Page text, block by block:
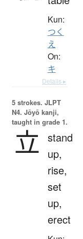
Kun:
つく
え
On:
キ
Details ▸
5 strokes. JLPT
N4. Jōyō kanji,
taught in grade 1.
立 stand
up,
rise,
set
up,
erect